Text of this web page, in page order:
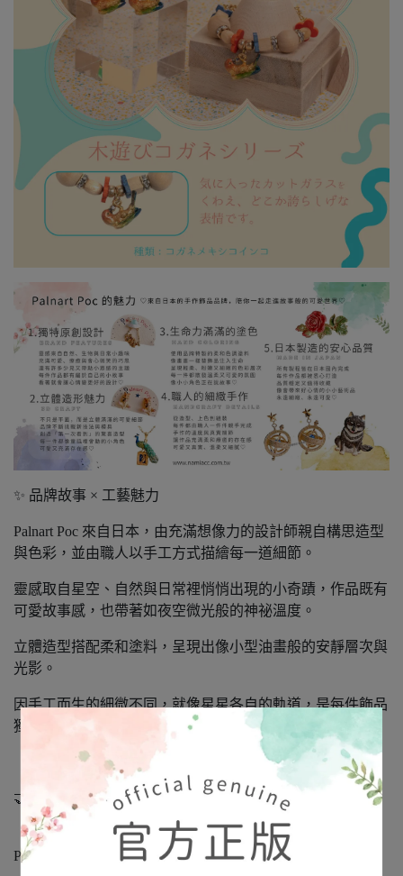
✨ 品牌故事 × 工藝魅力
Palnart Poc 來自日本，由充滿想像力的設計師親自構思造型
與色彩，並由職人以手工方式描繪每一道細節。
靈感取自星空、自然與日常裡悄悄出現的小奇蹟，作品既有
可愛故事感，也帶著如夜空微光般的神祕溫度。
立體造型搭配柔和塗料，呈現出像小型油畫般的安靜層次與
光影。
因手工而生的細微不同，就像星星各自的軌道，是每件飾品
獨有的表情與靈魂。
🤝 正式授權 × 日本進口正品
「娜媄日韓精品」是日本 Broush Superior’s 公司正式授權的
Palnart Poc 日本海外經銷商，